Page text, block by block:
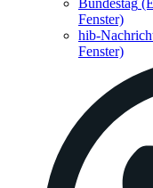
Bundestag
Fenster)
hib-
Fenster)